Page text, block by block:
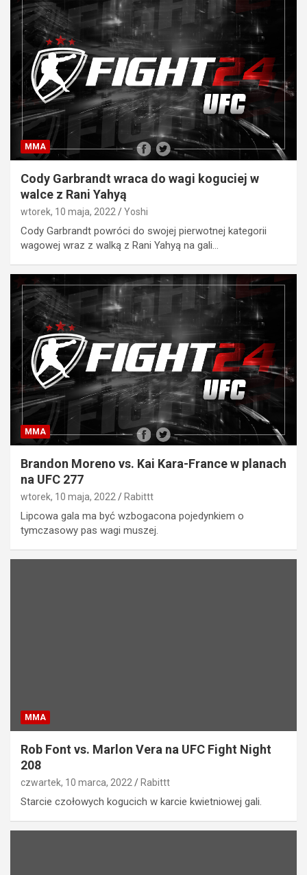
MMA
Cody Garbrandt wraca do wagi koguciej w
walce z Rani Yahyą
wtorek, 10 maja, 2022 Yoshi
Cody Garbrandt powróci do swojej pierwotnej kategorii
wagowej wraz z walką z Rani Yahyą na gali…
MMA
Brandon Moreno vs. Kai Kara-France w planach
na UFC 277
wtorek, 10 maja, 2022 Rabittt
Lipcowa gala ma być wzbogacona pojedynkiem o
tymczasowy pas wagi muszej.
MMA
Rob Font vs. Marlon Vera na UFC Fight Night
208
czwartek, 10 marca, 2022 Rabittt
Starcie czołowych kogucich w karcie kwietniowej gali.